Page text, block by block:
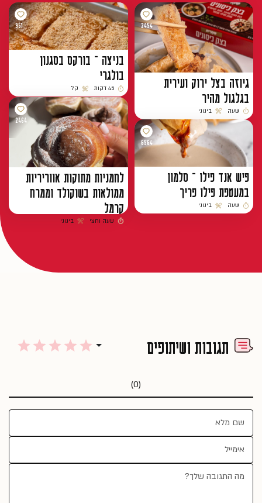
2454
גיוזה בצל ירוק ועירית
בגלגול מהיר
זמן הכנה
שעה
רמת קושי
בינוני
951
בניצה – בורקס בסגנון
בולגרי
זמן הכנה
45 דקות
רמת קושי
קל
6564
פיש אנד פילו – סלמון
במעטפת פילו פריך
זמן הכנה
שעה
רמת קושי
בינוני
2464
לחמניות מתוקות אווריריות
ממולאות בשוקולד וממרח
קרמל
זמן הכנה
שעה וחצי
רמת קושי
בינוני
תגובות ושיתופים
(0)